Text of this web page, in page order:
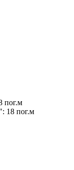
пог.м
18 пог.м